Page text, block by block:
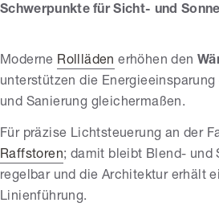
Schwerpunkte für Sicht- und
Moderne Rollläden erhöhen den
unterstützen die
und Sanierung gleichermaßen.
Für präzise Lichtsteuerung an der
Raffstoren; damit bleibt Blend- und
regelbar und die Architektur erhält
Linienführung.